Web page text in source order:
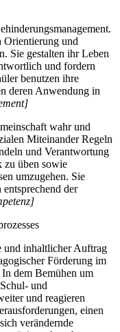
Orientierung und
Sie gestalten ihr Leben
und fordern
benutzen ihre
deren Anwendung in
wahr und
Miteinander Regeln
und Verantwortung
zu üben sowie
umzugehen. Sie
der
und inhaltlicher Auftrag
Förderung im
dem Bemühen um
und
und reagieren
einen
verändernde